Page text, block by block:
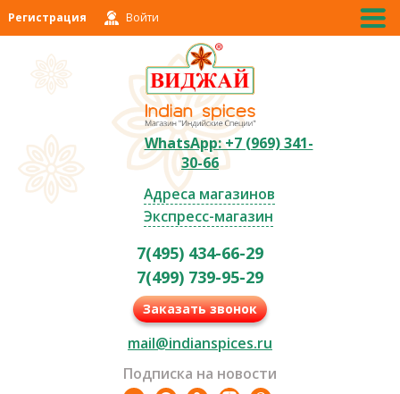
Регистрация Войти
WhatsApp: +7 (969) 341-
30-66
Адреса магазинов
Экспресс-магазин
7(495) 434-66-29
7(499) 739-95-29
Заказать звонок
mail@indianspices.ru
Подписка на новости